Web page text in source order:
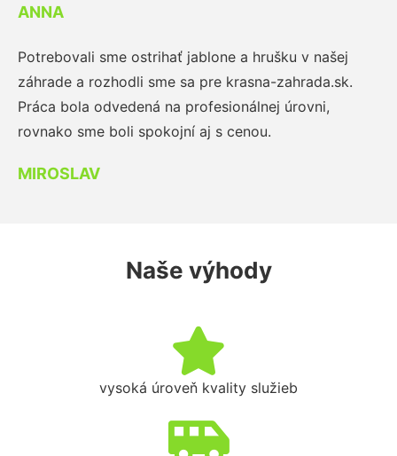
ANNA
Potrebovali sme ostrihať jablone a hrušku v našej
záhrade a rozhodli sme sa pre krasna-zahrada.sk.
Práca bola odvedená na profesionálnej úrovni,
rovnako sme boli spokojní aj s cenou.
MIROSLAV
Naše výhody
vysoká úroveň kvality služieb